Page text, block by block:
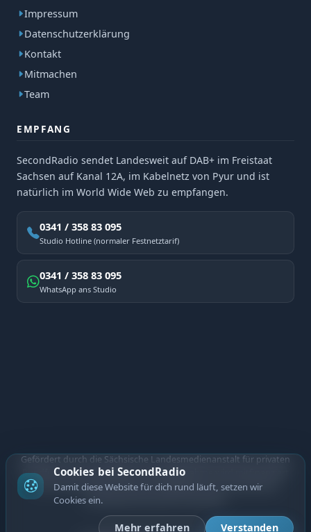
Impressum
Datenschutzerklärung
Kontakt
Mitmachen
Team
EMPFANG
SecondRadio sendet Landesweit auf DAB+ im Freistaat
Sachsen auf Kanal 12A, im Kabelnetz von Pyur und ist
natürlich im World Wide Web zu empfangen.
0341 / 358 83 095
Studio Hotline (normaler Festnetztarif)
0341 / 358 83 095
WhatsApp ans Studio
Gefördert durch die Sächsische Landesmedienanstalt für privaten
Rundfunk und neue Medien. Diese Maßnahme wird mitfinanziert
durch Steuermittel auf der Grundlage des vom Sächsischen
Landtag beschlossenen Haushalts.
Cookies bei SecondRadio
Damit diese Website für dich rund läuft, setzen wir
Cookies ein.
Mehr erfahren Verstanden